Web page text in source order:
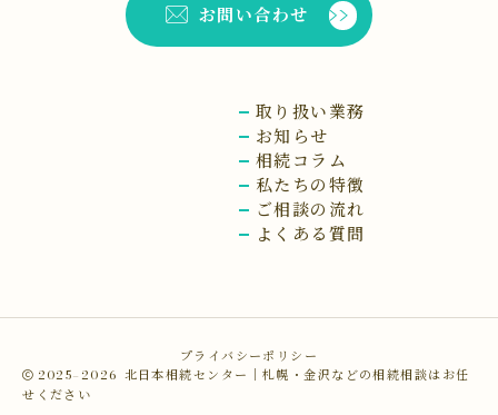
お問い合わせ
取り扱い業務
お知らせ
相続コラム
私たちの特徴
ご相談の流れ
よくある質問
プライバシーポリシー
2025–2026 北日本相続センター｜札幌・金沢などの相続相談はお任
せください